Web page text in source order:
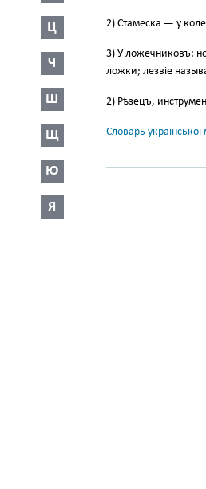
Ц
Ч
Ш
Щ
Ю
Я
2) Стамеска — у
3) У ложечниковъ:
ложки; лезвіе
2) Рѣзецъ,
Словарь